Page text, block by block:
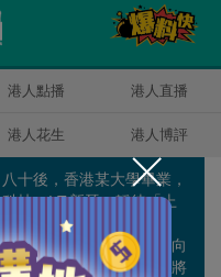
港人點播 港人直播
港人花生 港人博評
十後，香港某大學畢業，
技，I.T.新晉，靜待「上
。對社會有不滿，未能置
上不足，比下又有餘。傾向
壞，亦相信積極建言比將